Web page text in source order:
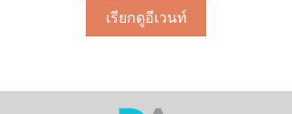
เรียกดูอีเวนท์